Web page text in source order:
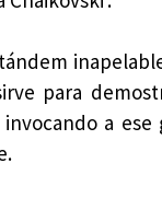
para
a